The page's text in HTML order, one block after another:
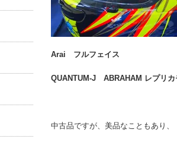
Arai フルフェイス
QUANTUM-J ABRAHAM レプリ
中古品ですが、美品なこともあり、